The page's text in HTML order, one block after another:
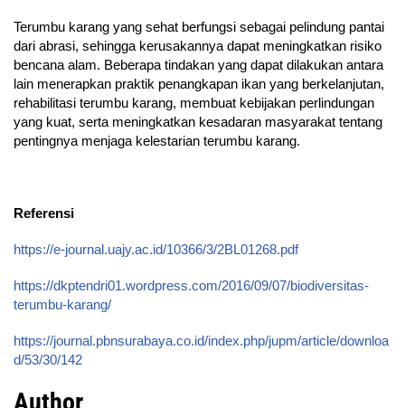
Terumbu karang yang sehat berfungsi sebagai pelindung pantai
dari abrasi, sehingga kerusakannya dapat meningkatkan risiko
bencana alam. Beberapa tindakan yang dapat dilakukan antara
lain menerapkan praktik penangkapan ikan yang berkelanjutan,
rehabilitasi terumbu karang, membuat kebijakan perlindungan
yang kuat, serta meningkatkan kesadaran masyarakat tentang
pentingnya menjaga kelestarian terumbu karang.
Referensi
https://e-journal.uajy.ac.id/10366/3/2BL01268.pdf
https://dkptendri01.wordpress.com/2016/09/07/biodiversitas-
terumbu-karang/
https://journal.pbnsurabaya.co.id/index.php/jupm/article/downloa
d/53/30/142